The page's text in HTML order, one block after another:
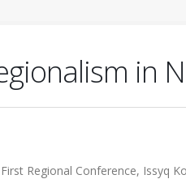
in
Regional Conference, Issyq